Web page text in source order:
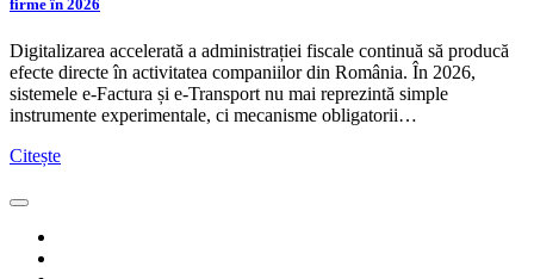
firme în 2026
Digitalizarea accelerată a administrației fiscale continuă să producă
efecte directe în activitatea companiilor din România. În 2026,
sistemele e-Factura și e-Transport nu mai reprezintă simple
instrumente experimentale, ci mecanisme obligatorii…
Citește